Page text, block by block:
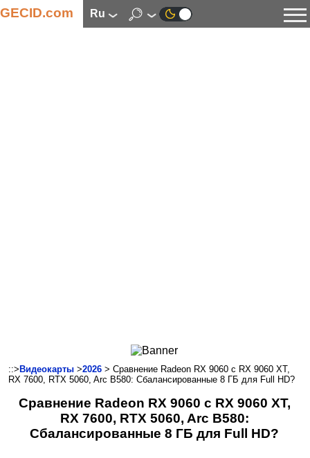
GECID.com ru
Смартфоны
Коммуникации
Периферия
Автоэлектроника
Программное обеспечение
Игры
::> Видеокарты >2026 > Сравнение Radeon RX 9060 с RX 9060 XT,
RX 7600, RTX 5060, Arc B580: Сбалансированные 8 ГБ для Full HD?
Сравнение Radeon RX 9060 с RX 9060 XT,
RX 7600, RTX 5060, Arc B580:
Сбалансированные 8 ГБ для Full HD?